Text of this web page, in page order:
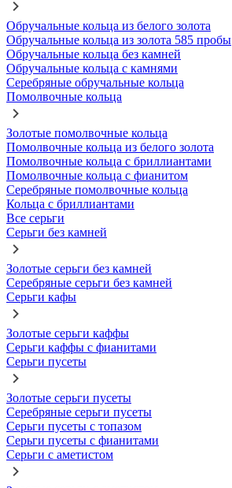
Обручальные кольца из белого золота
Обручальные кольца из золота 585 пробы
Обручальные кольца без камней
Обручальные кольца с камнями
Серебряные обручальные кольца
Помолвочные кольца
Золотые помолвочные кольца
Помолвочные кольца из белого золота
Помолвочные кольца с бриллиантами
Помолвочные кольца с фианитом
Серебряные помолвочные кольца
Кольца с бриллиантами
Все серьги
Серьги без камней
Золотые серьги без камней
Серебряные серьги без камней
Серьги кафы
Золотые серьги каффы
Серьги каффы с фианитами
Серьги пусеты
Золотые серьги пусеты
Серебряные серьги пусеты
Серьги пусеты с топазом
Серьги пусеты с фианитами
Серьги с аметистом